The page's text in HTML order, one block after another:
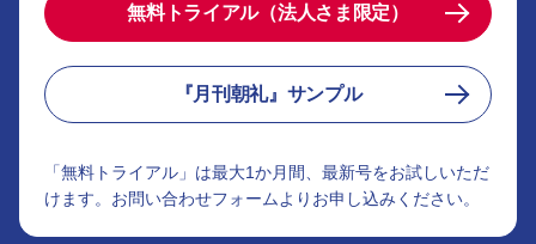
無料トライアル（法人さま限定）
『月刊朝礼』サンプル
「無料トライアル」は最大1か月間、最新号をお試しいただ
けます。お問い合わせフォームよりお申し込みください。